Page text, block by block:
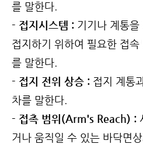
를 말한다.
- 접지시스템 : 기기나 계통
접지하기 위하여 필요한 접속
를 말한다.
- 접지 전위 상승 : 접지 계통
차를 말한다.
- 접촉 범위(Arm's Reach) :
거나 움직일 수 있는 바닥면